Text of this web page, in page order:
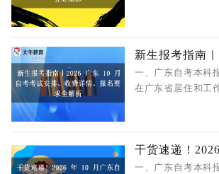
一、广东自考本科
在广东省居住和工
一、广东自考本科